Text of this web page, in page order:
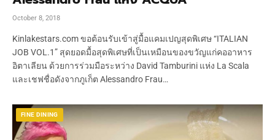
October 8, 2018
Kinlakestars.com ขอต้อนรับเข้าสู่มื้อแคมเปญสุดพิเศษ “ITALIAN
JOB VOL.1” สุดยอดมื้อสุดพิเศษที่เป็นเหมือนของขวัญแก่คออาหาร
อิตาเลียน ด้วยการร่วมมือระหว่าง David Tamburini แห่ง La Scala
และเชฟชื่อดังจากภูเก็ต Alessandro Frau…
FINE DINING